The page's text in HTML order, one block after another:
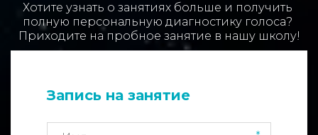
Хотите узнать о занятиях больше и получить
полную персональную диагностику голоса?
Приходите на пробное занятие в нашу школу!
Запись на занятие